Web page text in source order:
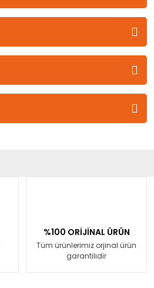
%100 ORİJİNAL ÜRÜN
Tüm ürünlerimiz orjinal ürün
garantilidir